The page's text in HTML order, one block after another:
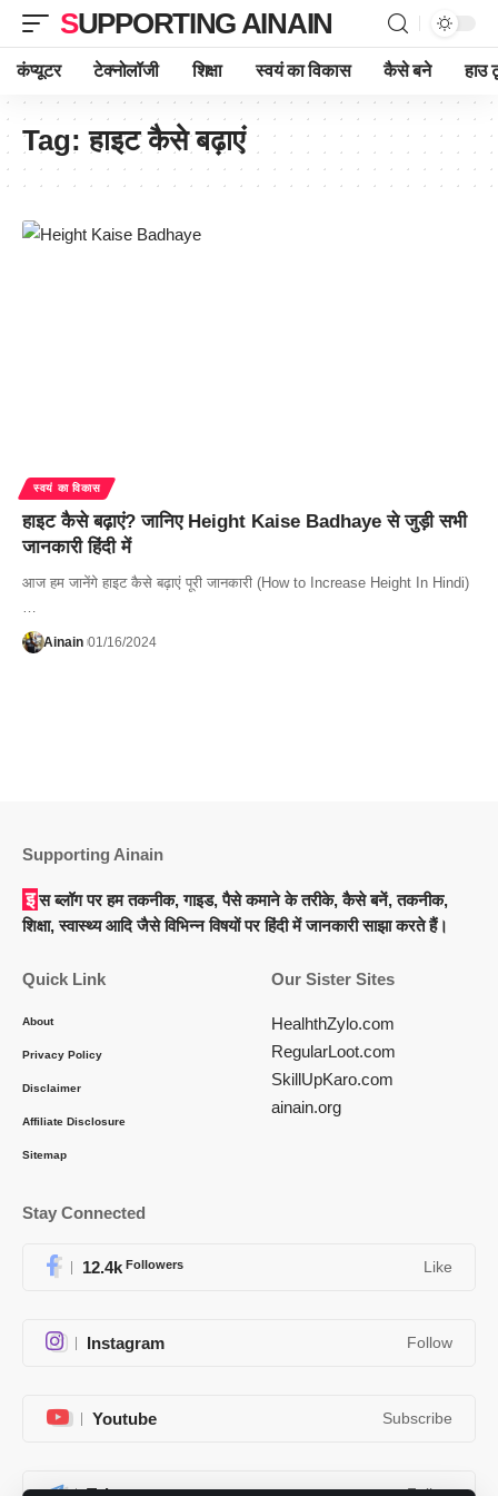
SUPPORTING AINAIN
कंप्यूटर टेक्नोलॉजी शिक्षा स्वयं का विकास कैसे बने हाउ
Tag:हाइट कैसे बढ़ाएं
स्वयं का विकास
हाइट कैसे बढ़ाएं? जानिए Height Kaise Badhaye से जुड़ी सभी
जानकारी हिंदी में
आज हम जानेंगे हाइट कैसे बढ़ाएं पूरी जानकारी (How to Increase Height In Hindi)
Ainain 01/16/2024
Supporting Ainain
इस ब्लॉग पर हम तकनीक, गाइड, पैसे कमाने के तरीके, कैसे बनें, तकनीक,
शिक्षा, स्वास्थ्य आदि जैसे विभिन्न विषयों पर हिंदी में जानकारी साझा करते हैं।
Quick Link
About
Privacy Policy
Disclaimer
Affiliate Disclosure
Sitemap
Our Sister Sites
HealhthZylo.com
RegularLoot.com
SkillUpKaro.com
ainain.org
Stay Connected
12.4k Followers Like
Instagram Follow
Youtube Subscribe